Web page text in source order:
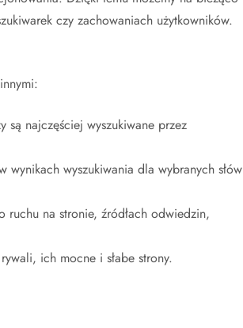
czy zachowaniach użytkowników.
najczęściej wyszukiwane przez
wyszukiwania dla wybranych słów
ruchu na stronie, źródłach odwiedzin,
ich mocne i słabe strony.